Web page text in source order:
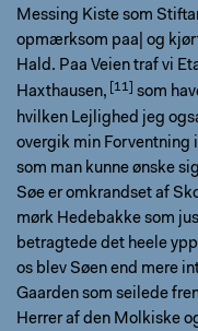
Messing Kiste som
opmærksom paa| og
Hald. Paa Veien traf vi
Haxthausen,
som
hvilken Lejlighed jeg
overgik min Forventning
som man kunne ønske
Søe er omkrandset af
mørk Hedebakke som
betragtede det heele
os blev Søen end mere
Gaarden som seilede
Herrer af den Molkiske